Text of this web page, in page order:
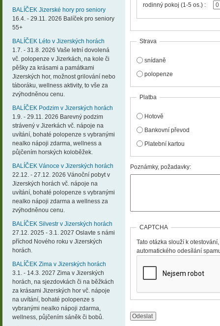
BALÍČEK Jizerské hory pro seniory
16.4. - 29.11. 2026 Balíček pro seniory
55+
BALÍČEK Léto v Jizerských horách
1.7. - 31.8. 2026 Vaše letní dovolená
vč. polopenze v Jizerkách, na kole či
pěšky za krásami a památkami
Jizerských hor, možnost grilování nebo
táboráku, wellness aktivity, to vše za
zvýhodněnou cenu.
BALÍČEK Podzim v Jizerských horách
1.9. - 29.11. 2026 Barevný podzim
strávený v Jizerkách vč. nápoje na
uvítání, bohaté polopenze s vybranými
nealko nápoji zdarma, wellness a
půjčením horských koloběžek.
BALÍČEK Vánoce v Jizerských horách
22.12. - 27.12. 2026 Vánoční pobyt v
Jizerských horách vč. nápoje na
uvítání, bohaté polopenze s vybranými
nealko nápoji zdarma a wellness za
zvýhodněnou cenu.
BALÍČEK Silvestr v Jizerských horách
27.12. 2025 - 3.1. 2027 Oslavte s námi
příchod Nového roku v Jizerských
horách.
BALÍČEK Zima v Jizerských horách
3.1. - 14.3. 2027 Zima v Jizerských
horách, na sjezdovkách či na běžkách
za krásami Jizerských hor vč. nápoje
na uvítání, bohaté polopenze s
vybranými nealko nápoji zdarma,
wellness, půjčením sáněk či bobů.
rodinný pokoj (1-5 os.) :
Strava
snídaně
polopenze
Platba
Hotově
Bankovní převod
Platební kartou
Poznámky, požadavky:
CAPTCHA
Tato otázka slouží k
automatického odesílání